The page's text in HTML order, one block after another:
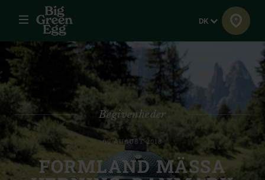
Menu Sprog
DK
Begivenheder
09 AUGUST 2018
FORMLAND MÄSSA